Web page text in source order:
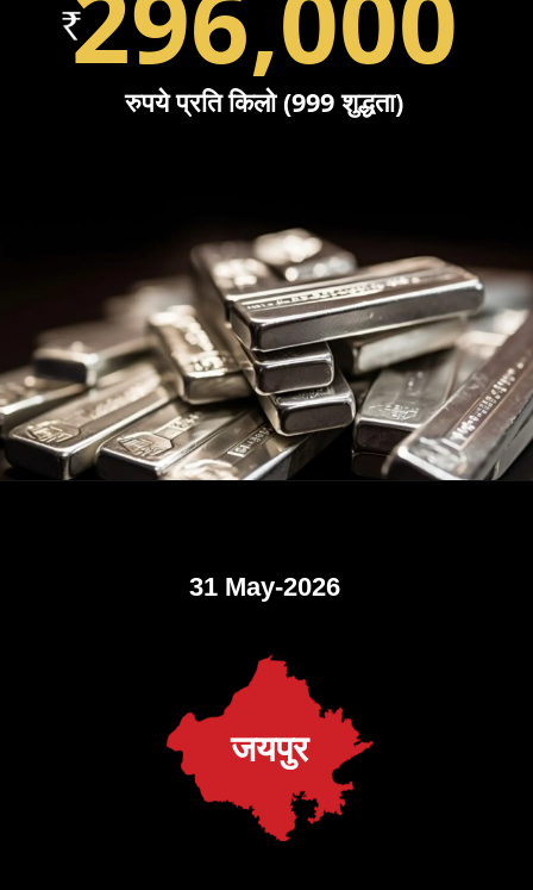
रुपये प्रति किलो (999 शुद्धता)
31 May-2026
जयपुर